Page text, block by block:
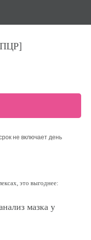
ПЦР]
не включает день
это выгоднее:
мазка у